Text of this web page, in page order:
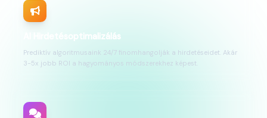
AI Hirdetésoptimalizálás
Prediktív algoritmusaink 24/7 finomhangolják a hirdetéseidet. Akár
3-5x jobb ROI a hagyományos módszerekhez képest.